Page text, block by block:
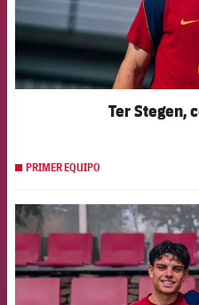
Ter Stegen,
PRIMER EQUIPO